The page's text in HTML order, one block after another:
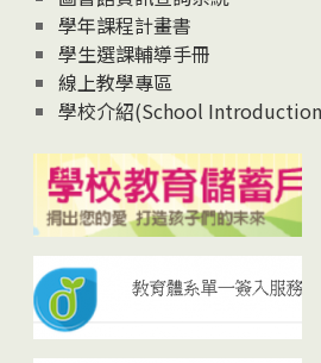
學年課程計畫書
學生選課輔導手冊
線上教學專區
學校介紹(School